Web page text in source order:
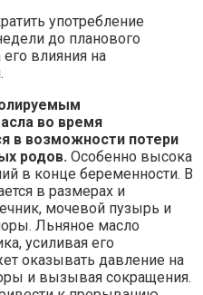
употребление
до планового
его влияния на
во время
в возможности потери
родов. Особенно высока
в конце беременности. В
в размерах и
мочевой пузырь и
Льняное масло
усиливая его
оказывать давление на
и вызывая сокращения.